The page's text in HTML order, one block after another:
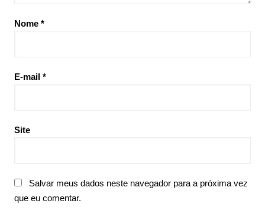
Nome *
E-mail *
Site
Salvar meus dados neste navegador para a próxima vez
que eu comentar.